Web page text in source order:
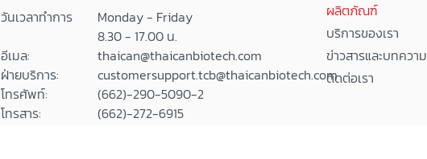
วันเวลาทำการ
Monday - Friday
8.30 - 17.00 น.
อีเมล:
thaican@thaicanbiotech.com
ฝ่ายบริการ:
customersupport.tcb@thaicanbiotech.com
โทรศัพท์:
(662)-290-5090-2
โทรสาร:
(662)-272-6915
ผลิตภัณฑ์
บริการของเรา
ข่าวสารและบทความ
ติดต่อเรา